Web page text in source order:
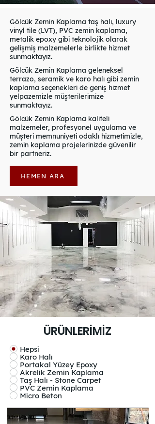
Gölcük Zemin Kaplama taş halı, luxury
vinyl tile (LVT), PVC zemin kaplama,
metalik epoxy gibi teknolojik olarak
gelişmiş malzemelerle birlikte hizmet
sunmaktayız.
Gölcük Zemin Kaplama geleneksel
terrazo, seramik ve karo halı gibi zemin
kaplama seçenekleri de geniş hizmet
yelpazemizle müşterilerimize
sunmaktayız.
Gölcük Zemin Kaplama kaliteli
malzemeler, profesyonel uygulama ve
müşteri memnuniyeti odaklı hizmetimizle,
zemin kaplama projelerinizde güvenilir
bir partneriz.
HEMEN ARA
ÜRÜNLERİMİZ
Hepsi
Karo Halı
Portakal Yüzey Epoxy
Akrelik Zemin Kaplama
Taş Halı - Stone Carpet
PVC Zemin Kaplama
Micro Beton